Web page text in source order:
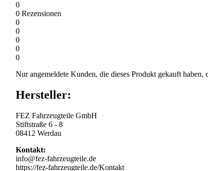
0
0 Rezensionen
0
0
0
0
0
Nur angemeldete Kunden, die dieses Produkt gekauft haben,
Hersteller:
FEZ Fahrzeugteile GmbH
Stiftstraße 6 - 8
08412 Werdau
Kontakt:
info@fez-fahrzeugteile.de
https://fez-fahrzeugteile.de/Kontakt